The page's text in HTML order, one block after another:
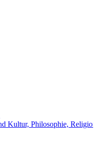
Kultur, Philosophie,